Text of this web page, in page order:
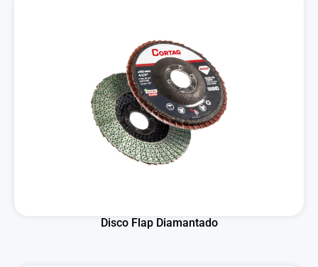
Disco Flap Diamantado